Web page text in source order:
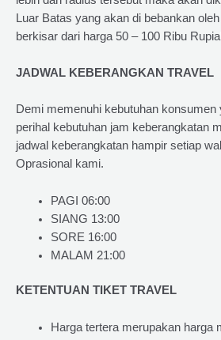
Luar Batas yang akan di bebankan
berkisar dari harga 50 – 100 Ribu
JADWAL KEBERANGKAN TRAVEL
Demi memenuhi kebutuhan konsumen
perihal kebutuhan jam keberangkatan
jadwal keberangkatan hampir setiap
Oprasional kami.
PAGI 06:00
SIANG 13:00
SORE 16:00
MALAM 21:00
KETENTUAN TIKET TRAVEL
Harga tertera merupakan harga